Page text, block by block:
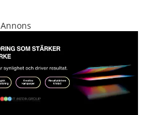
Annons